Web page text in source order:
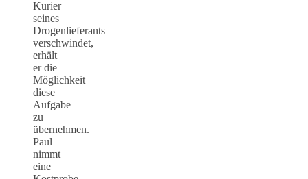
Kurier
seines
Drogenlieferants
verschwindet,
erhält
er die
Möglichkeit
diese
Aufgabe
zu
übernehmen.
Paul
nimmt
eine